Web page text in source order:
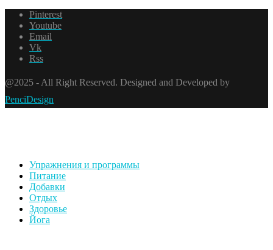
Pinterest
Youtube
Email
Vk
Rss
@2025 - All Right Reserved. Designed and Developed by
PenciDesign
Упражнения и программы
Питание
Добавки
Отдых
Здоровье
Йога